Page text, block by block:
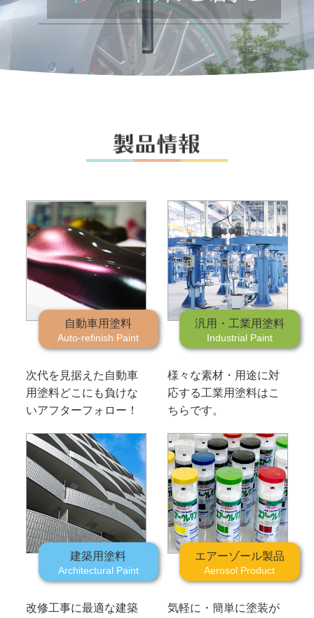
自動車用塗料
Auto-refinish Paint
次代を見据えた自動車
用塗料どこにも負けな
いアフターフォロー！
汎用・工業用塗料
Industrial Paint
様々な素材・用途に対
応する工業用塗料はこ
ちらです。
建築用塗料
Architectural Paint
改修工事に最適な建築
エアーゾール製品
Aerosol Product
気軽に・簡単に塗装が